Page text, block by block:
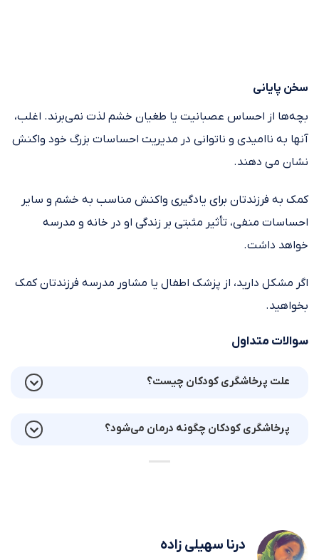
سخن پایانی
بچه‌ها از احساس عصبانیت یا طغیان خشم لذت نمی‌برند. اغلب،
آ‌نها به ناامیدی و ناتوانی در مدیریت احساسات بزرگ خود واکنش
نشان می دهند.
کمک به فرزندتان برای یادگیری واکنش مناسب به خشم و سایر
احساسات منفی، تأثیر مثبتی بر زندگی او در خانه و مدرسه
خواهد داشت.
اگر مشکل دارید، از پزشک اطفال یا مشاور مدرسه فرزندتان کمک
بخواهید.
سوالات متداول
علت پرخاشگری کودکان چیست؟
پرخاشگری کودکان چگونه درمان می‌شود؟
درنا سهیلی زاده